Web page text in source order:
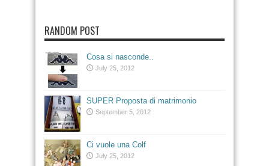
RANDOM POST
Cosa si nasconde..
July 25, 2012
SUPER Proposta di matrimonio
September 5, 2012
Ci vuole una Colf
July 25, 2012